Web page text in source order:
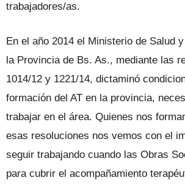
trabajadores/as.
En el año 2014 el Ministerio de Salud
la Provincia de Bs. As., mediante las
1014/12 y 1221/14, dictaminó
formación del AT en la provincia,
trabajar en el área. Quienes nos
esas resoluciones nos vemos con el
seguir trabajando cuando las Obras
para cubrir el acompañamiento